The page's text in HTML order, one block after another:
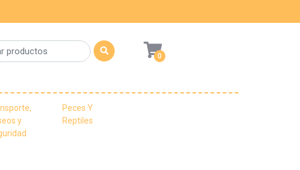
0
y
Peces Y
Reptiles